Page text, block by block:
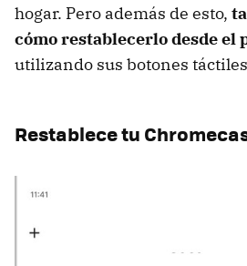
hogar. Pero además de esto,
cómo restablecerlo desde el
utilizando sus botones
Restablece tu